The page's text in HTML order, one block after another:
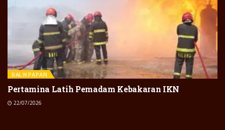
BALIKPAPAN
Pertamina Latih Pemadam Kebakaran IKN
22/07/2026